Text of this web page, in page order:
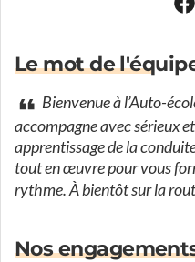
Le mot de
Bienvenue à l’Auto-
accompagne avec sérieux
apprentissage de la
tout en œuvre pour vous
rythme. À bientôt sur la
Nos